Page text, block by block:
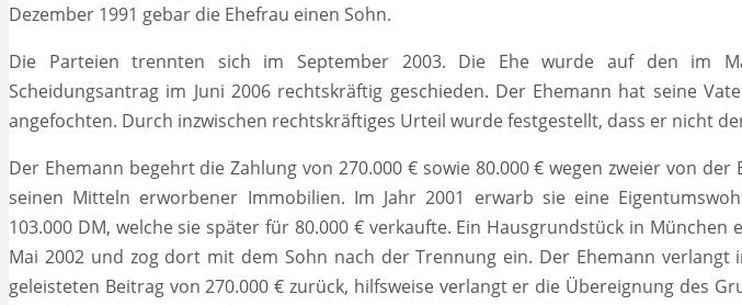
Dezember 1991 gebar die Ehefrau einen Sohn.
Die Parteien trennten sich im September 2003. Die Ehe wurde auf den im
Scheidungsantrag im Juni 2006 rechtskräftig geschieden. Der Ehemann hat seine
angefochten. Durch inzwischen rechtskräftiges Urteil wurde festgestellt, dass er nicht
Der Ehemann begehrt die Zahlung von 270.000 € sowie 80.000 € wegen zweier von der
seinen Mitteln erworbener Immobilien. Im Jahr 2001 erwarb sie eine
103.000 DM, welche sie später für 80.000 € verkaufte. Ein Hausgrundstück in München
Mai 2002 und zog dort mit dem Sohn nach der Trennung ein. Der Ehemann verlangt
geleisteten Beitrag von 270.000 € zurück, hilfsweise verlangt er die Übereignung des